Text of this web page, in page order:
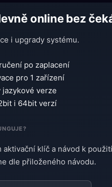
online bez
i upgrady systému.
po zaplacení
pro 1 zařízení
jazykové verze
i 64bit verzí
klíč a návod k
dle přiloženého návodu.